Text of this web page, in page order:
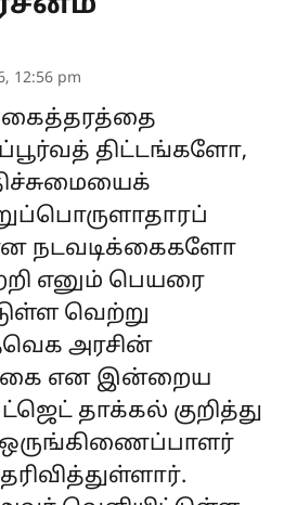
12:56 pm
திட்டங்களோ,
நடவடிக்கைகளோ
எனும் பெயரை
வெற்று
அரசின்
என இன்றைய
தாக்கல் குறித்து